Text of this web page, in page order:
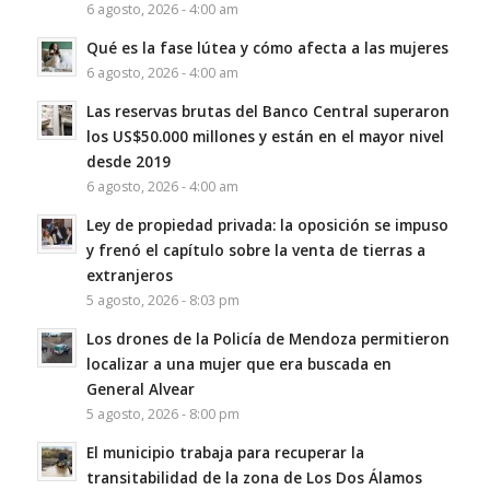
6 agosto, 2026 - 4:00 am
Qué es la fase lútea y cómo afecta a las mujeres
6 agosto, 2026 - 4:00 am
Las reservas brutas del Banco Central superaron
los US$50.000 millones y están en el mayor nivel
desde 2019
6 agosto, 2026 - 4:00 am
Ley de propiedad privada: la oposición se impuso
y frenó el capítulo sobre la venta de tierras a
extranjeros
5 agosto, 2026 - 8:03 pm
Los drones de la Policía de Mendoza permitieron
localizar a una mujer que era buscada en
General Alvear
5 agosto, 2026 - 8:00 pm
El municipio trabaja para recuperar la
transitabilidad de la zona de Los Dos Álamos